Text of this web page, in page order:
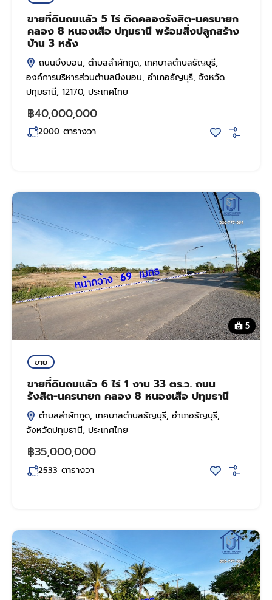
ขายที่ดินถมแล้ว 5 ไร่ ติดคลองรังสิต-นครนายก
คลอง 8 หนองเสือ ปทุมธานี พร้อมสิ่งปลูกสร้าง
บ้าน 3 หลัง
ถนนบึงบอน, ตำบลลำผักกูด, เทศบาลตำบลธัญบุรี,
องค์การบริหารส่วนตำบลบึงบอน, อำเภอธัญบุรี, จังหวัด
ปทุมธานี, 12170, ประเทศไทย
฿40,000,000
2000 ตารางวา
5
ขาย
ขายที่ดินถมแล้ว 6 ไร่ 1 งาน 33 ตร.ว. ถนน
รังสิต-นครนายก คลอง 8 หนองเสือ ปทุมธานี
ตำบลลำผักกูด, เทศบาลตำบลธัญบุรี, อำเภอธัญบุรี,
จังหวัดปทุมธานี, ประเทศไทย
฿35,000,000
2533 ตารางวา